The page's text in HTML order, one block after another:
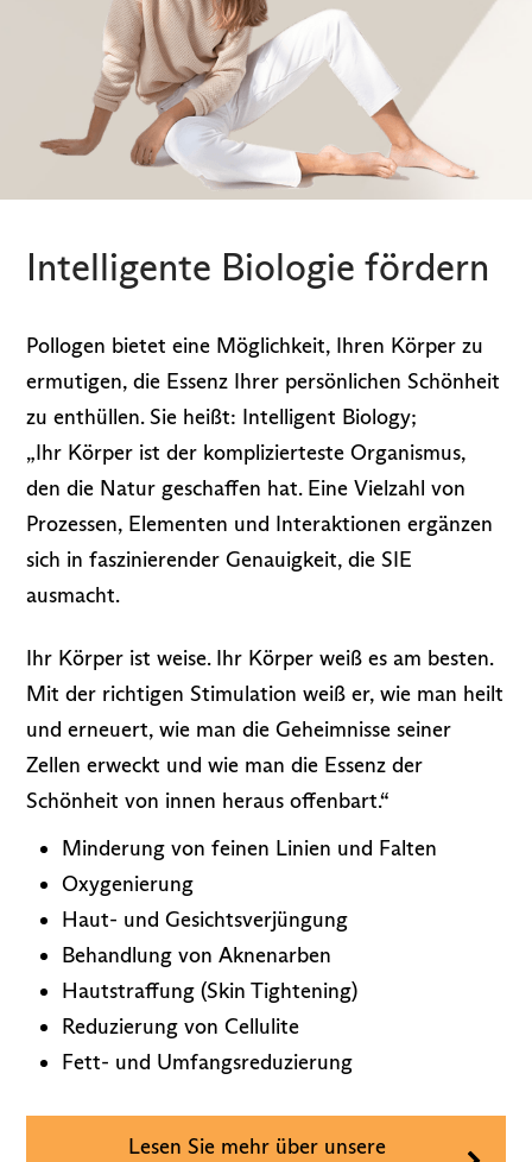
Intelligente Biologie fördern
Pollogen bietet eine Möglichkeit, Ihren Körper zu
ermutigen, die Essenz Ihrer persönlichen Schönheit
zu enthüllen. Sie heißt: Intelligent Biology;
„Ihr Körper ist der komplizierteste Organismus,
den die Natur geschaffen hat. Eine Vielzahl von
Prozessen, Elementen und Interaktionen ergänzen
sich in faszinierender Genauigkeit, die SIE
ausmacht.
Ihr Körper ist weise. Ihr Körper weiß es am besten.
Mit der richtigen Stimulation weiß er, wie man heilt
und erneuert, wie man die Geheimnisse seiner
Zellen erweckt und wie man die Essenz der
Schönheit von innen heraus offenbart.“
Minderung von feinen Linien und Falten
Oxygenierung
Haut- und Gesichtsverjüngung
Behandlung von Aknenarben
Hautstraffung (Skin Tightening)
Reduzierung von Cellulite
Fett- und Umfangsreduzierung
Lesen Sie mehr über unsere